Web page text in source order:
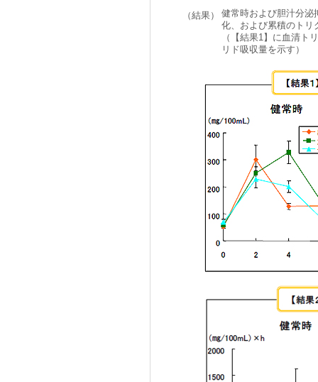
（結果）
健常時および胆汁分泌
化、および累積のトリ
（【結果1】に血清ト
リド吸収量を示す）